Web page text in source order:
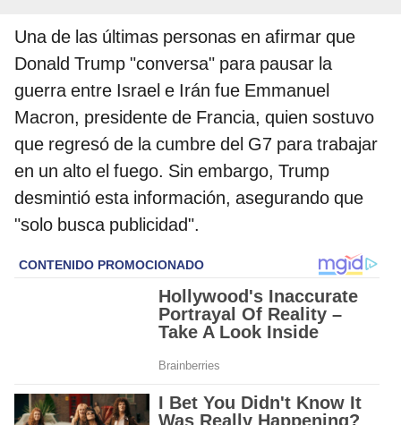
Una de las últimas personas en afirmar que
Donald Trump "conversa" para pausar la
guerra entre Israel e Irán fue Emmanuel
Macron, presidente de Francia, quien sostuvo
que regresó de la cumbre del G7 para trabajar
en un alto el fuego. Sin embargo, Trump
desmintió esta información, asegurando que
"solo busca publicidad".